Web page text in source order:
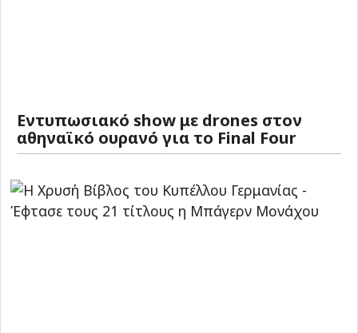
Εντυπωσιακό show με drones στον
αθηναϊκό ουρανό για το Final Four